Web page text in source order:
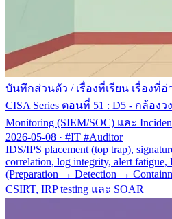
บันทึกส่วนตัว / เรื่องที่เรียน เรื่องที่อ่
CISA Series ตอนที่ 51 : D5 - กล้อง
Monitoring (SIEM/SOC) และ
2026-05-08 · #IT #Auditor
IDS/IPS placement (top trap),
correlation, log integrity, alert fatigue,
(Preparation → Detection →
CSIRT, IRP testing และ SOAR